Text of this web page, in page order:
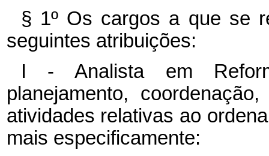
§ 1º Os cargos a que se
seguintes atribuições:
I - Analista em
planejamento,
atividades relativas ao
mais especificamente: